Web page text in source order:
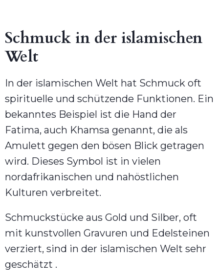
Schmuck in der islamischen
Welt
In der islamischen Welt hat Schmuck oft
spirituelle und schützende Funktionen. Ein
bekanntes Beispiel ist die Hand der
Fatima, auch Khamsa genannt, die als
Amulett gegen den bösen Blick getragen
wird. Dieses Symbol ist in vielen
nordafrikanischen und nahöstlichen
Kulturen verbreitet.
Schmuckstücke aus Gold und Silber, oft
mit kunstvollen Gravuren und Edelsteinen
verziert, sind in der islamischen Welt sehr
geschätzt .